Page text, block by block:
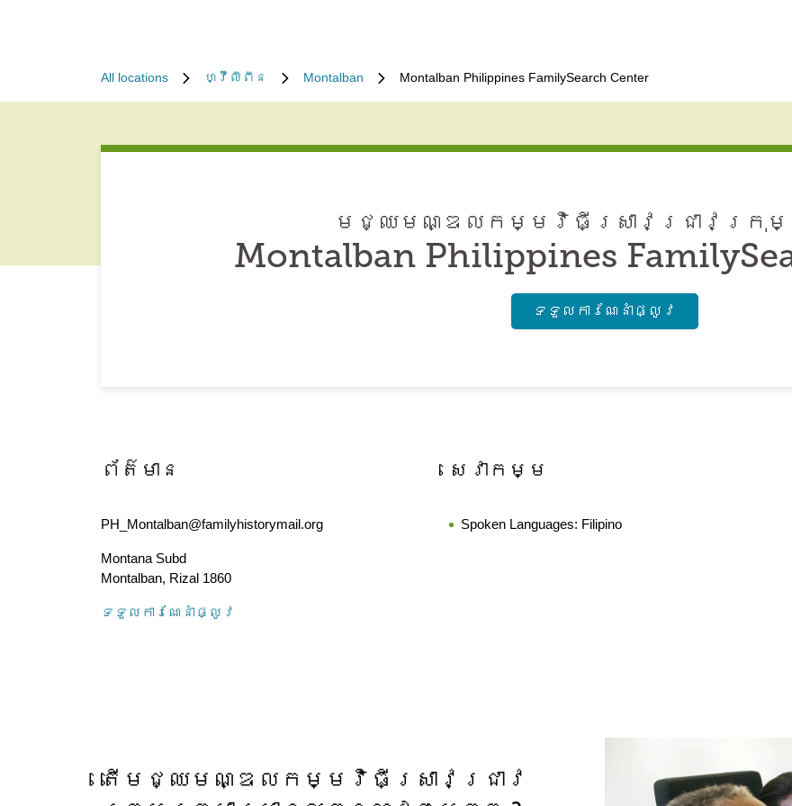
All locations ហ្វ៊ីលីពីន Montalban Montalban Philippines FamilySearch Center
មជ្ឈមណ្ឌល​កម្មវិធី​ស្រាវជ្រាវ​ក្រុម
Montalban Philippines
ទទួល​ការណែនាំ​ផ្លូវ
ព័ត៌មាន
PH_Montalban@familyhistorymail.org
Montana Subd
Montalban, Rizal 1860
ទទួល​ការណែនាំ​ផ្លូវ
សេវាកម្ម
Spoken Languages: Filipino
តើ​មជ្ឈមណ្ឌល​កម្មវិធី​ស្រាវជ្រាវ​